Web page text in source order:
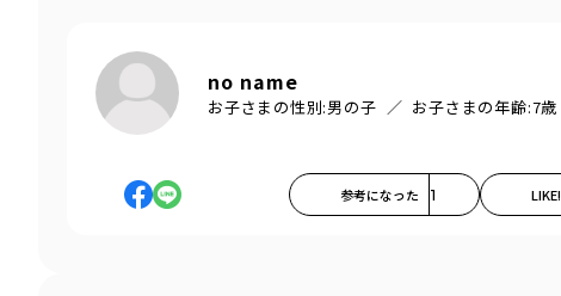
no name
お子さまの性別:男の子 お子さまの年齢:7歳
参考になった 1 LIKE!